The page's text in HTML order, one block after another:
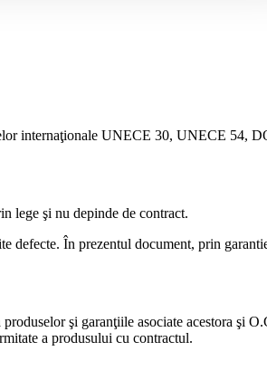
internaţionale UNECE 30, UNECE 54,
lege şi nu depinde de contract.
defecte. În prezentul document, prin
şi garanţiile asociate acestora şi
a produsului cu contractul.